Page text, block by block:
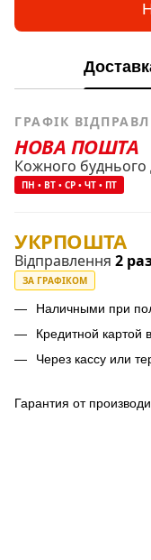
ГРАФІК
НОВА ПОШТА
Кожного буднього
ПН • ВТ • СР • ЧТ • ПТ
УКРПОШТА
Відправлення 2
ЗА ГРАФІКОМ
Наличными при
Кредитной картой
Через кассу или
Гарантия от